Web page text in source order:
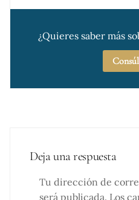
¿Quieres saber más
Deja una respuesta
Tu dirección de
será publicada. Los